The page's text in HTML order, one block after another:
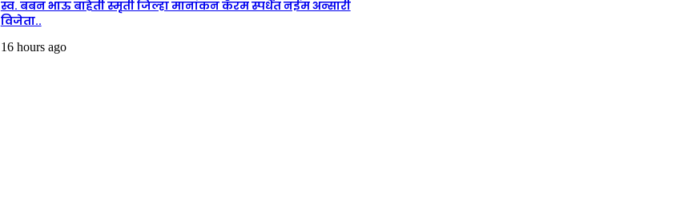
स्व. बबन भाऊ बाहेती स्मृती जिल्हा मानांकन कॅरम स्पर्धेत नईम अन्सारी
विजेता..
16 hours ago